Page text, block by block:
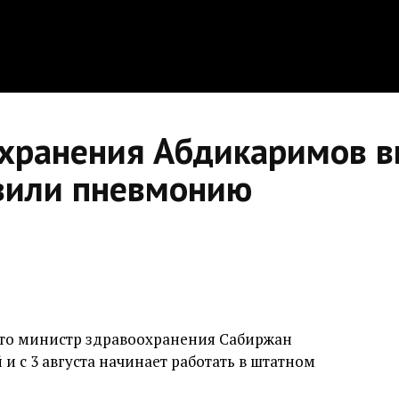
Абдикаримов
пневмонию
министр здравоохранения Сабиржан
3 августа начинает работать в штатном